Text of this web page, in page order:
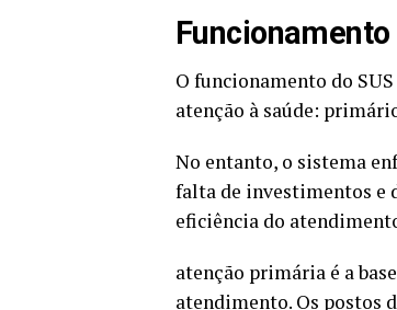
O funcionamento do
atenção à saúde:
No entanto, o sistema
falta de investimentos e
eficiência do
atenção primária é a
atendimento. Os postos